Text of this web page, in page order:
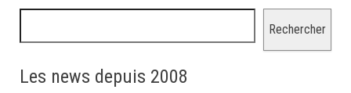
Rechercher
Les news depuis 2008